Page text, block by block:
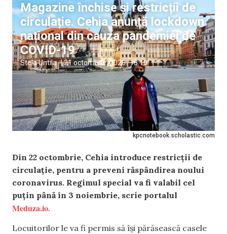
kpcnotebook.scholastic.com
Magazine închise și restricții de
circulație. Cehia anunță lockdown
național din cauza pandemiei de
COVID-19
Stela Untila |21 octombrie, 2020 18:10
Din 22 octombrie, Cehia introduce restricții de
circulație, pentru a preveni răspândirea noului
coronavirus. Regimul special va fi valabil cel
puțin până în 3 noiembrie, scrie portalul
Meduza.io.
Locuitorilor le va fi permis să își părăsească casele